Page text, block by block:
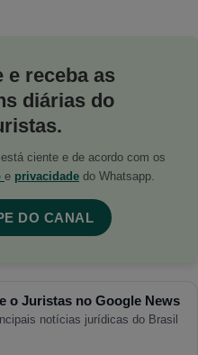
e receba as
diárias do
ciente e de acordo com os
e privacidade do Whatsapp.
DO CANAL
o Juristas no Google News
notícias jurídicas do Brasil